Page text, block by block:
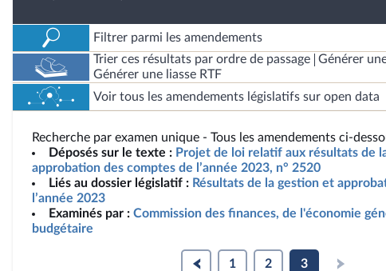
Filtrer parmi les amendements
Trier ces résultats par ordre de passage
Générer
Générer une liasse RTF
Voir tous les amendements législatifs sur open data
Recherche par examen unique - Tous les amendements ci-
Déposés sur le texte : Projet de loi relatif aux résultats de
approbation des comptes de l’année 2023, n° 2520
Liés au dossier législatif : Résultats de la gestion et
l’année 2023
Examinés par : Commission des finances, de l'économie
budgétaire
1 2 3